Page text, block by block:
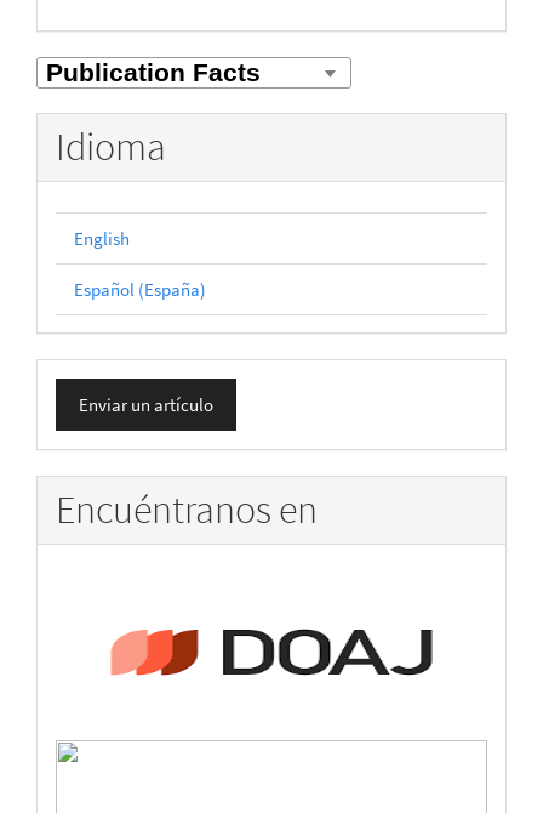
Idioma
English
Español (España)
Enviar
un
artículo
Enviar un artículo
Encuéntranos en